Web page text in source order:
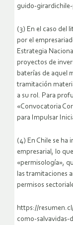
guido-
(3) En el caso del
por el
Estrategia
proyectos de
baterías de aquel
tramitación
a su rol. Para
«Convocatoria
para Impulsar
(4) En Chile se
empresarial, lo
«permisología»,
las tramitaciones
permisos
https://
como-salvavidas-